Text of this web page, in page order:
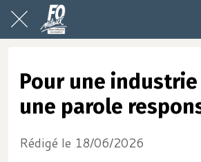
Pour une
une parole
Rédigé le 18/06/2026